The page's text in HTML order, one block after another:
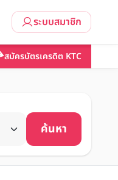
ระบบสมาชิก
สมัครบัตรเครดิต KTC
ค้นหา